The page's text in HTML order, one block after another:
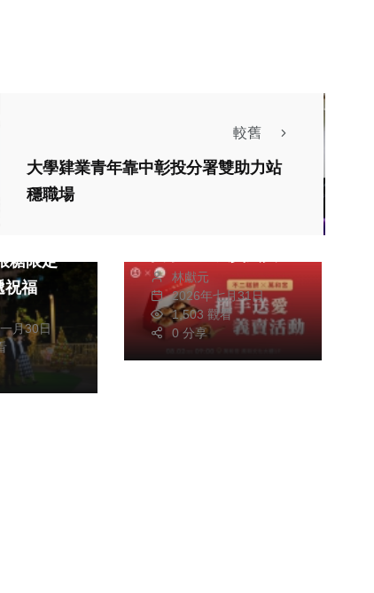
較舊
大學肄業青年靠中彰投分署雙助力站
穩職場
餅人微笑
祝福
月30日
財經及消費 美食
每顆60元每人每次
限購6顆 限量1200顆
所得捐台中特教學校
林獻元
2026年七月31日
1,503 觀看
0 分享